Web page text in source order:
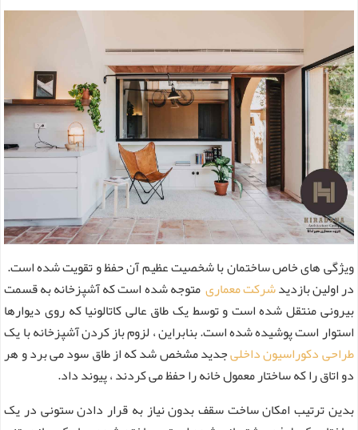
ویژگی های خاص ساختمان با شخصیت عظیم آن حفظ و تقویت شده است.
در اولین بازدیدشرکت معماریمتوجه شده است که آشپزخانه به قسمت
بیرونی منتقل شده است و توسط یک طاق عالی کاتالونیا که روی دیوارها
استوار است پوشیده شده است. بنابراین ، لزوم باز کردن آشپزخانه با یک
طراحی دکوراسیون داخلیجدید مشخص شد که از طاق سود می برد و هر
دو اتاق را که ساختار معمول خانه را حفظ می کردند ، پیوند داد.
بدین ترتیب امکان ساخت سقف بدون نیاز به قرار دادن ستونی در یک